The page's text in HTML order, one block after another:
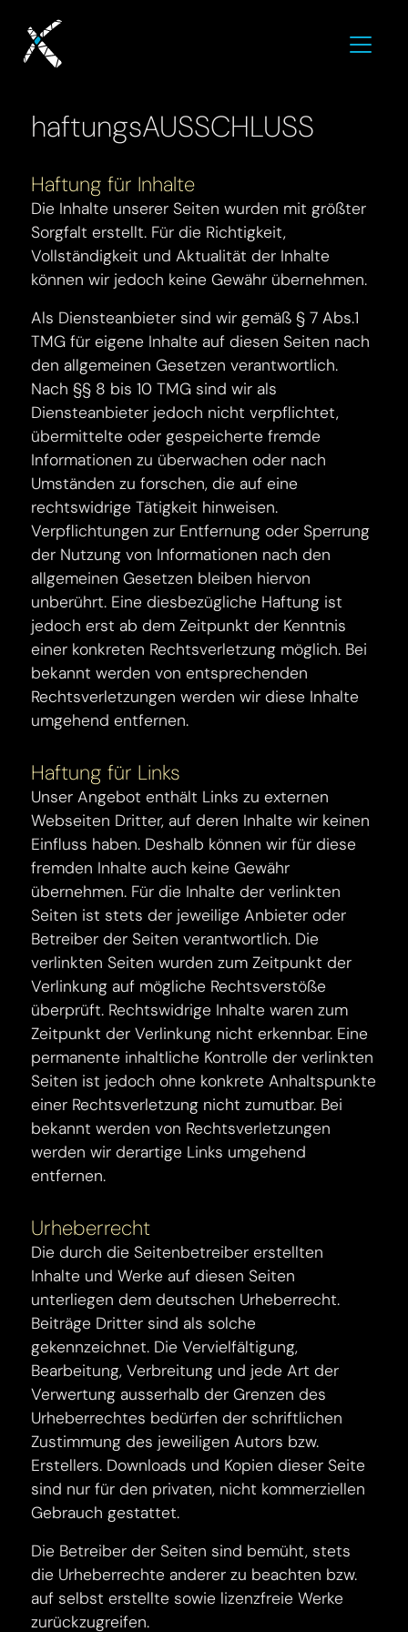
haftungsAUSSCHLUSS
Haftung für Inhalte
Die Inhalte unserer Seiten wurden mit größter
Sorgfalt erstellt. Für die Richtigkeit,
Vollständigkeit und Aktualität der Inhalte
können wir jedoch keine Gewähr übernehmen.
Als Diensteanbieter sind wir gemäß § 7 Abs.1
TMG für eigene Inhalte auf diesen Seiten nach
den allgemeinen Gesetzen verantwortlich.
Nach §§ 8 bis 10 TMG sind wir als
Diensteanbieter jedoch nicht verpflichtet,
übermittelte oder gespeicherte fremde
Informationen zu überwachen oder nach
Umständen zu forschen, die auf eine
rechtswidrige Tätigkeit hinweisen.
Verpflichtungen zur Entfernung oder Sperrung
der Nutzung von Informationen nach den
allgemeinen Gesetzen bleiben hiervon
unberührt. Eine diesbezügliche Haftung ist
jedoch erst ab dem Zeitpunkt der Kenntnis
einer konkreten Rechtsverletzung möglich. Bei
bekannt werden von entsprechenden
Rechtsverletzungen werden wir diese Inhalte
umgehend entfernen.
Haftung für Links
Unser Angebot enthält Links zu externen
Webseiten Dritter, auf deren Inhalte wir keinen
Einfluss haben. Deshalb können wir für diese
fremden Inhalte auch keine Gewähr
übernehmen. Für die Inhalte der verlinkten
Seiten ist stets der jeweilige Anbieter oder
Betreiber der Seiten verantwortlich. Die
verlinkten Seiten wurden zum Zeitpunkt der
Verlinkung auf mögliche Rechtsverstöße
überprüft. Rechtswidrige Inhalte waren zum
Zeitpunkt der Verlinkung nicht erkennbar. Eine
permanente inhaltliche Kontrolle der verlinkten
Seiten ist jedoch ohne konkrete Anhaltspunkte
einer Rechtsverletzung nicht zumutbar. Bei
bekannt werden von Rechtsverletzungen
werden wir derartige Links umgehend
entfernen.
Urheberrecht
Die durch die Seitenbetreiber erstellten
Inhalte und Werke auf diesen Seiten
unterliegen dem deutschen Urheberrecht.
Beiträge Dritter sind als solche
gekennzeichnet. Die Vervielfältigung,
Bearbeitung, Verbreitung und jede Art der
Verwertung ausserhalb der Grenzen des
Urheberrechtes bedürfen der schriftlichen
Zustimmung des jeweiligen Autors bzw.
Erstellers. Downloads und Kopien dieser Seite
sind nur für den privaten, nicht kommerziellen
Gebrauch gestattet.
Die Betreiber der Seiten sind bemüht, stets
die Urheberrechte anderer zu beachten bzw.
auf selbst erstellte sowie lizenzfreie Werke
zurückzugreifen.